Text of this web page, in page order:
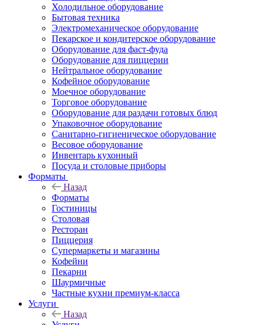
Холодильное оборудование
Бытовая техника
Электромеханическое оборудование
Пекарское и кондитерское оборудование
Оборудование для фаст-фуда
Оборудование для пиццерии
Нейтральное оборудование
Кофейное оборудование
Моечное оборудование
Торговое оборудование
Оборудование для раздачи готовых блюд
Упаковочное оборудование
Санитарно-гигиеническое оборудование
Весовое оборудование
Инвентарь кухонный
Посуда и столовые приборы
Форматы
Назад
Форматы
Гостиницы
Столовая
Ресторан
Пиццерия
Супермаркеты и магазины
Кофейни
Пекарни
Шаурмичные
Частные кухни премиум-класса
Услуги
Назад